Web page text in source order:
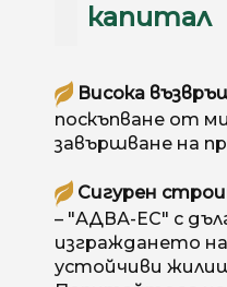
капитал
Висока
поскъпване от
завършване на
Сигурен
– "АДВА-ЕС" с
изграждането
устойчиви